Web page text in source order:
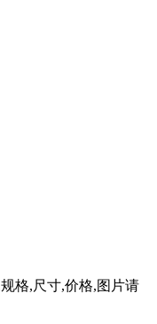
格,尺寸,价格,图片请